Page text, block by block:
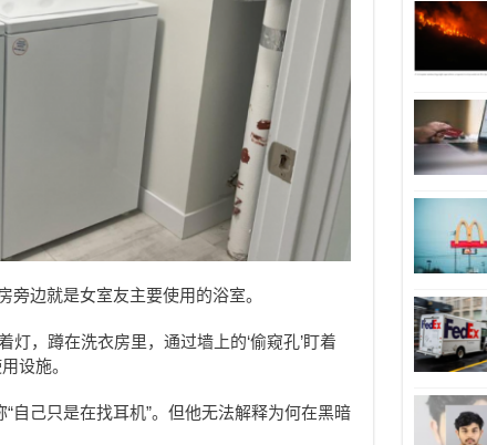
边就是女室友主要使用的浴室。
灯，蹲在洗衣房里，通过墙上的‘偷窥孔’盯着
设施。
自己只是在找耳机”。但他无法解释为何在黑暗